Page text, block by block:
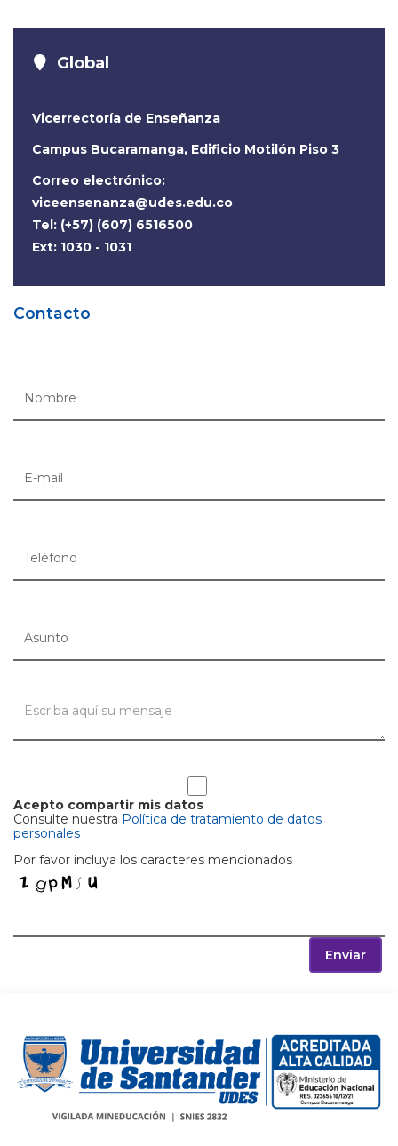
Global
Vicerrectoría de Enseñanza
Campus Bucaramanga, Edificio Motilón Piso 3
Correo electrónico:
viceensenanza@udes.edu.co
Tel: (+57) (607) 6516500
Ext: 1030 - 1031
Contacto
Acepto compartir mis datos
Consulte nuestra Política de tratamiento de datos
personales
Por favor incluya los caracteres mencionados
Enviar